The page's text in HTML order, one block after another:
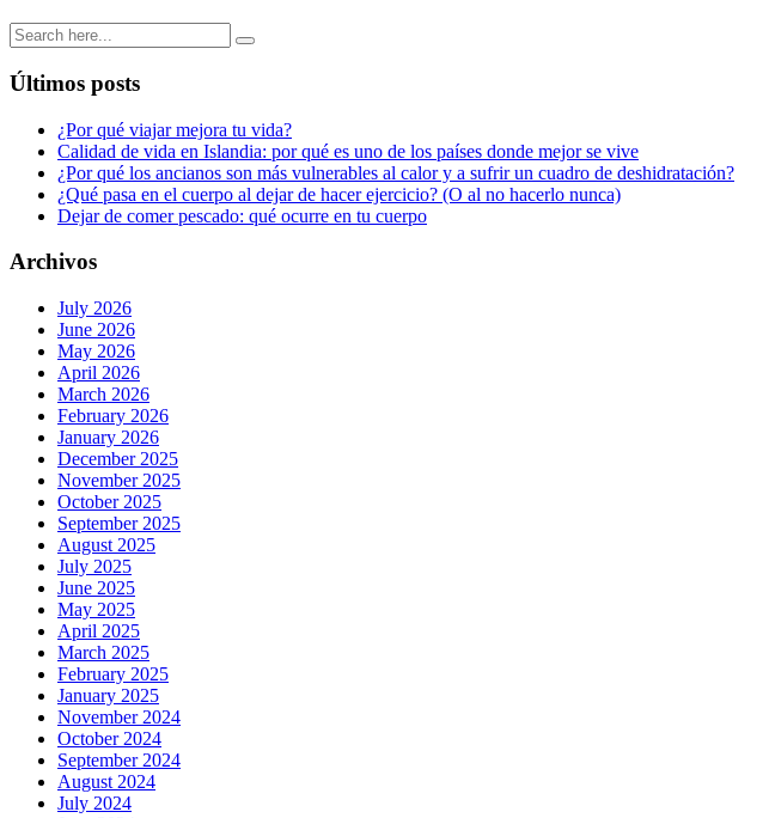
Últimos posts
¿Por qué viajar mejora tu vida?
Calidad de vida en Islandia: por qué es uno de los países donde mejor se vive
¿Por qué los ancianos son más vulnerables al calor y a sufrir un cuadro de deshidratación?
¿Qué pasa en el cuerpo al dejar de hacer ejercicio? (O al no hacerlo nunca)
Dejar de comer pescado: qué ocurre en tu cuerpo
Archivos
July 2026
June 2026
May 2026
April 2026
March 2026
February 2026
January 2026
December 2025
November 2025
October 2025
September 2025
August 2025
July 2025
June 2025
May 2025
April 2025
March 2025
February 2025
January 2025
November 2024
October 2024
September 2024
August 2024
July 2024